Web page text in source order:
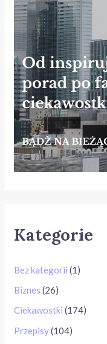
Kategorie
Bez kategorii (1)
Biznes (26)
Ciekawostki (174)
Przepisy(104)